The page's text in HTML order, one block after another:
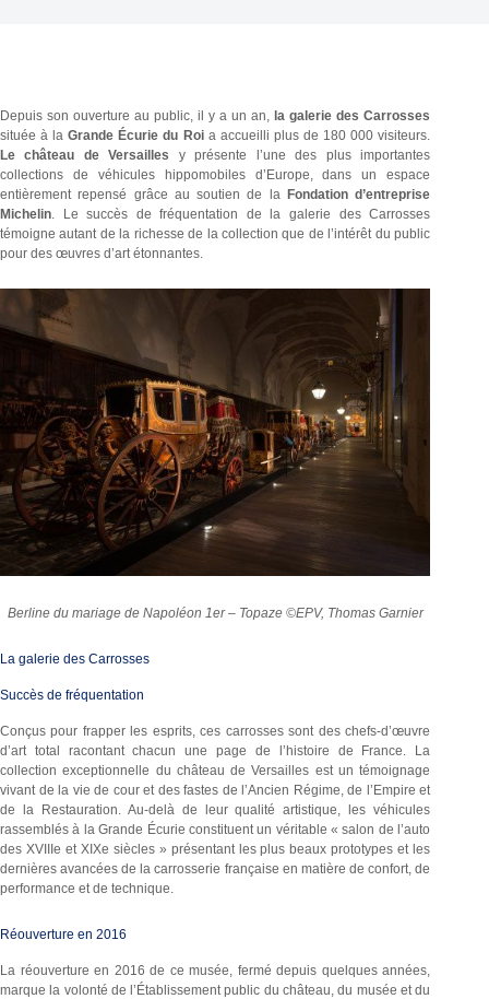
Depuis son ouverture au public, il y a un an, la galerie des Carrosses
située à laGrande Écurie du Roia accueilli plus de 180 000 visiteurs.
Le château de Versailles
y présente l’une des plus importantes
collections de véhicules hippomobiles d’Europe, dans un espace
entièrement repensé grâce au soutien de la Fondation d’entreprise
Michelin. Le succès de fréquentation de la galerie des Carrosses
témoigne autant de la richesse de la collection que de l’intérêt du public
pour des œuvres d’art étonnantes.
Berline du mariage de Napoléon 1er – Topaze ©EPV, Thomas Garnier
La galerie des Carrosses
Succès de fréquentation
Conçus pour frapper les esprits, ces carrosses sont des chefs-d’œuvre
d’art total racontant chacun une page de l’histoire de France. La
collection exceptionnelle du château de Versailles est un témoignage
vivant de la vie de cour et des fastes de l’Ancien Régime, de l’Empire et
de la Restauration. Au-delà de leur qualité artistique, les véhicules
rassemblés à la Grande Écurie constituent un véritable « salon de l’auto
des XVIIIe et XIXe siècles » présentant les plus beaux prototypes et les
dernières avancées de la carrosserie française en matière de confort, de
performance et de technique.
Réouverture en 2016
La réouverture en 2016 de ce musée, fermé depuis quelques années,
marque la volonté de l’Établissement public du château, du musée et du